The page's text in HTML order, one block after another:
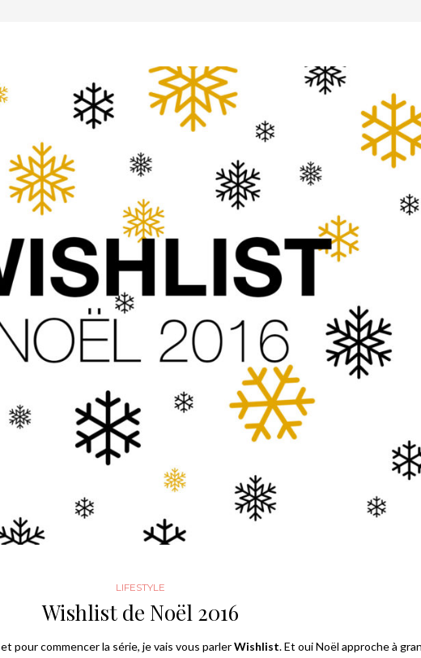
LIFESTYLE
Wishlist de Noël 2016
et pour commencer la série, je vais vous parlerWishlist. Et oui Noël approche à